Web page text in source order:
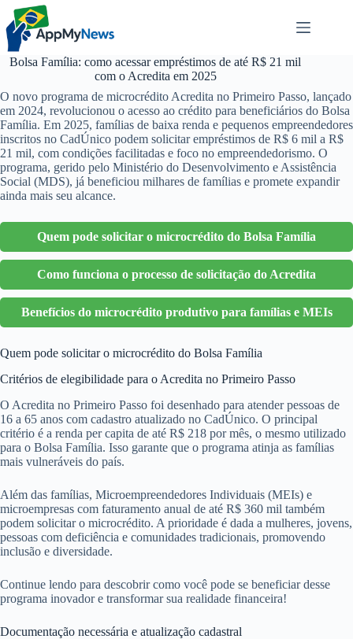
Pular
para
conteúdo
Bolsa Família: como acessar empréstimos de até R$ 21 mil
com o Acredita em 2025
O novo programa de microcrédito Acredita no Primeiro Passo, lançado
em 2024, revolucionou o acesso ao crédito para beneficiários do Bolsa
Família. Em 2025, famílias de baixa renda e pequenos empreendedores
inscritos no CadÚnico podem solicitar empréstimos de R$ 6 mil a R$
21 mil, com condições facilitadas e foco no empreendedorismo. O
programa, gerido pelo Ministério do Desenvolvimento e Assistência
Social (MDS), já beneficiou milhares de famílias e promete expandir
ainda mais seu alcance.
Quem pode solicitar o microcrédito do Bolsa Família
Como funciona o processo de solicitação do Acredita
Benefícios do microcrédito produtivo para famílias e MEIs
Quem pode solicitar o microcrédito do Bolsa Família
Critérios de elegibilidade para o Acredita no Primeiro Passo
O Acredita no Primeiro Passo foi desenhado para atender pessoas de
16 a 65 anos com cadastro atualizado no CadÚnico. O principal
critério é a renda per capita de até R$ 218 por mês, o mesmo utilizado
para o Bolsa Família. Isso garante que o programa atinja as famílias
mais vulneráveis do país.
Além das famílias, Microempreendedores Individuais (MEIs) e
microempresas com faturamento anual de até R$ 360 mil também
podem solicitar o microcrédito. A prioridade é dada a mulheres, jovens,
pessoas com deficiência e comunidades tradicionais, promovendo
inclusão e diversidade.
Continue lendo para descobrir como você pode se beneficiar desse
programa inovador e transformar sua realidade financeira!
Documentação necessária e atualização cadastral